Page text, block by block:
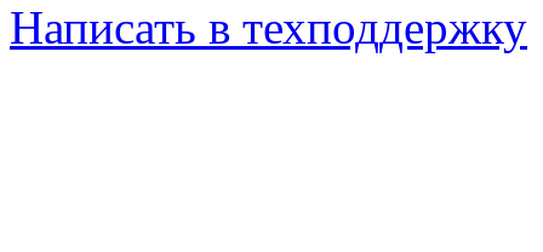
Написать в техподдержку